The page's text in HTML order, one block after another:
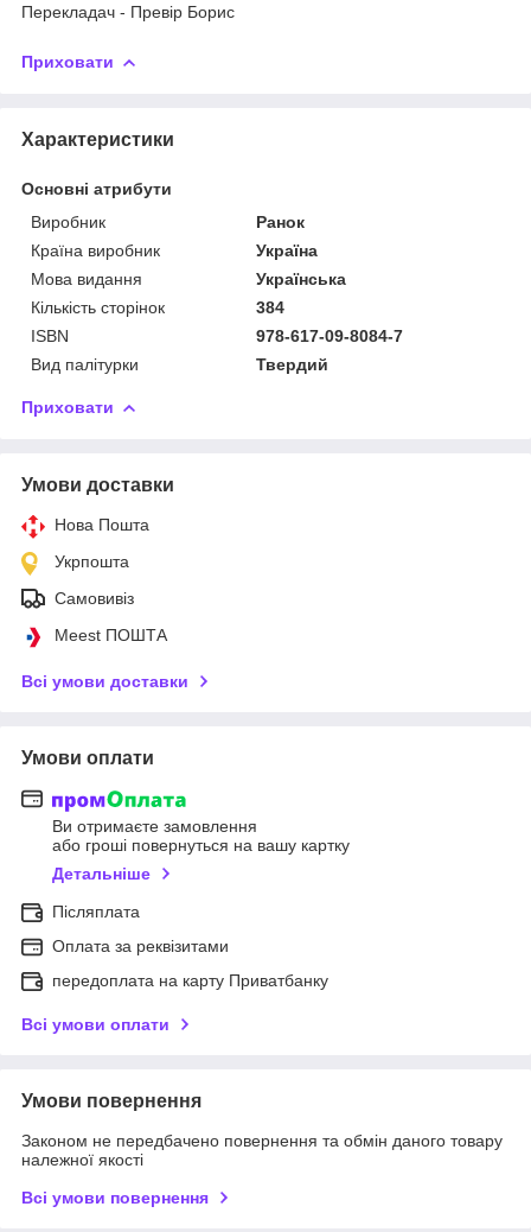
Перекладач - Превір Борис
Приховати
Характеристики
Основні атрибути
Виробник
Ранок
Країна виробник
Україна
Мова видання
Українська
Кількість сторінок
384
ISBN
978-617-09-8084-7
Вид палітурки
Твердий
Приховати
Умови доставки
Нова Пошта
Укрпошта
Самовивіз
Meest ПОШТА
Всі умови доставки
Умови оплати
Ви отримаєте замовлення
або гроші повернуться на вашу картку
Детальніше
Післяплата
Оплата за реквізитами
передоплата на карту Приватбанку
Всі умови оплати
Умови повернення
Законом не передбачено повернення та обмін даного товару
належної якості
Всі умови повернення